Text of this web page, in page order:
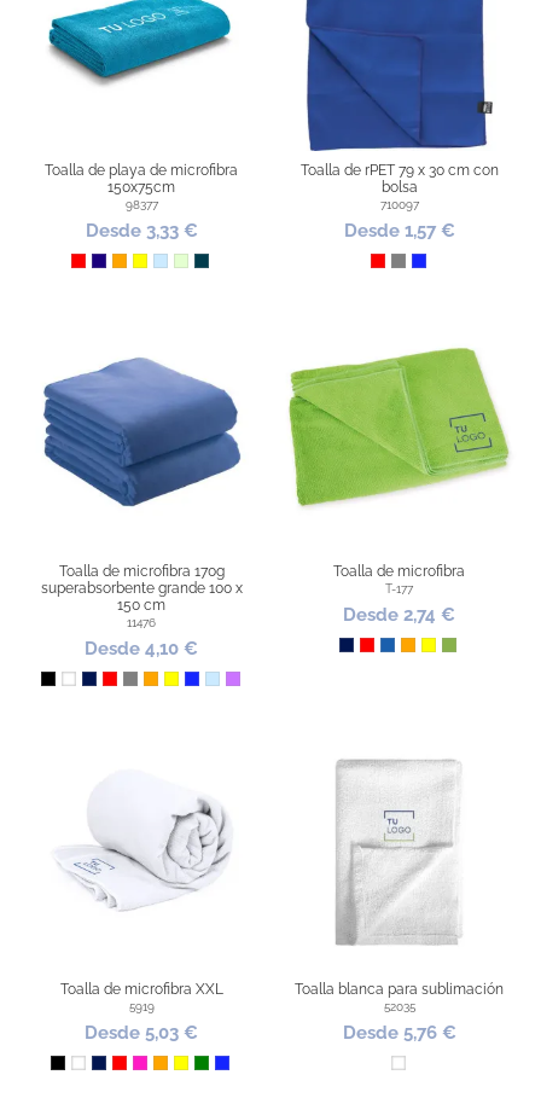
Toalla de playa de microfibra
150x75cm
98377
Desde 3,33 €
RojoAzul Oscuro
Naranja
Amarillo
Azul Claro
Verde Claro
Gris Oscuro
Toalla de rPET 79 x 30 cm con
bolsa
710097
Desde 1,57 €
RojoGrisAzul Royal
Toalla de microfibra 170g
superabsorbente grande 100 x
150 cm
11476
Desde 4,10 €
NegroBlanco
Marino
RojoGrisNaranja
Amarillo
Azul Royal
Azul Claro
Lila
Toalla de microfibra
T-177
Desde 2,74 €
Marino
RojoAzulNaranja
Amarillo
Pistacho
Toalla de microfibra XXL
5919
Desde 5,03 €
NegroBlanco
Marino
RojoFucsiaNaranja
Amarillo
VerdeAzul Royal
Toalla blanca para sublimación
52035
Desde 5,76 €
Blanco